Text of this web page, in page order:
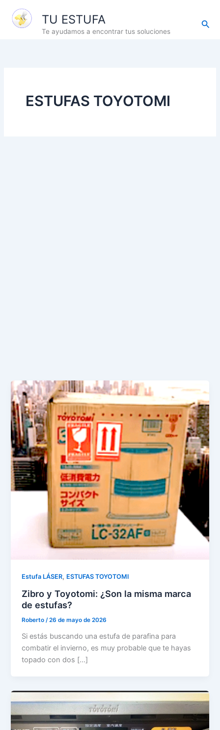
contenido
TU ESTUFA
Te ayudamos a encontrar tus soluciones
ESTUFAS TOYOTOMI
Estufa LÁSER, ESTUFAS TOYOTOMI
Zibro y Toyotomi: ¿Son la misma marca
de estufas?
Roberto/26 de mayo de 2026
Si estás buscando una estufa de parafina para
combatir el invierno, es muy probable que te hayas
topado con dos […]